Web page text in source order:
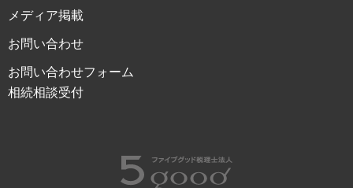
メディア掲載
お問い合わせ
お問い合わせフォーム
相続相談受付